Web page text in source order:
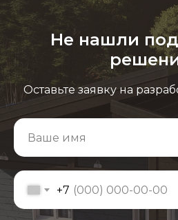
Не нашли
Оставьте заявку на
+7